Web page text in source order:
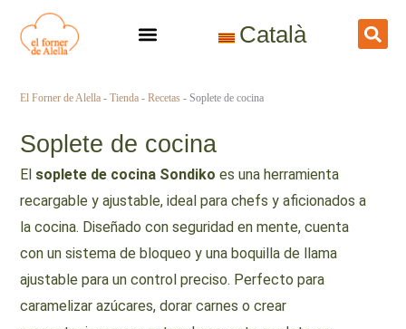
contenido
Català
El Forner de Alella -Tienda -Recetas -Soplete de cocina
Soplete de cocina
El soplete de cocina Sondiko es una herramienta
recargable y ajustable, ideal para chefs y aficionados a
la cocina. Diseñado con seguridad en mente, cuenta
con un sistema de bloqueo y una boquilla de llama
ajustable para un control preciso. Perfecto para
caramelizar azúcares, dorar carnes o crear